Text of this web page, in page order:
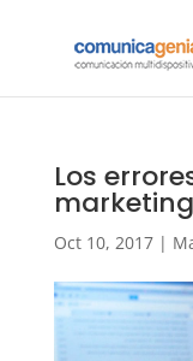
Los
Oct 10, 2017|